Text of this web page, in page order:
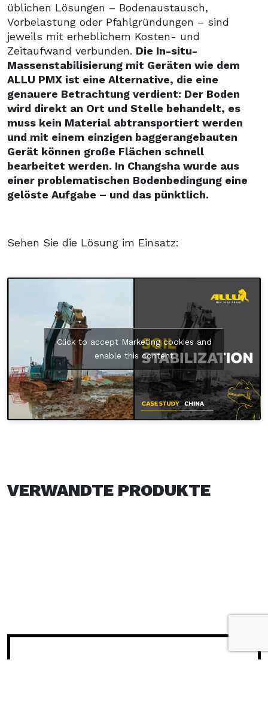
üblichen Lösungen – Bodenaustausch,
Vorbelastung oder Pfahlgründungen – sind
jeweils mit erheblichem Kosten- und
Zeitaufwand verbunden. Die In-situ-
Massenstabilisierung mit Geräten wie dem
ALLU PMX ist eine Alternative, die eine
genauere Betrachtung verdient: Der Boden
wird direkt an Ort und Stelle behandelt, es
muss kein Material abtransportiert werden
und mit einem einzigen baggerangebauten
Gerät können große Flächen schnell
bearbeitet werden. In Changsha wurde aus
einer problematischen Bodenbedingung eine
gelöste Aufgabe – und das pünktlich.
Sehen Sie die Lösung im Einsatz:
Click to accept Marketing cookies and
enable this content
VERWANDTE PRODUKTE